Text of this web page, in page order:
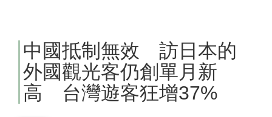
中國抵制無效 訪日本的
外國觀光客仍創單月新
高 台灣遊客狂增37%